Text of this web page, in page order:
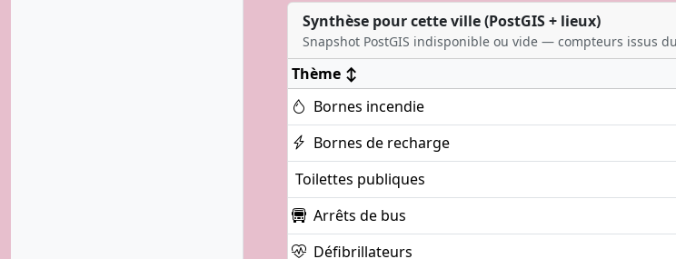
Synthèse pour cette ville (PostGIS + lieux)
Snapshot PostGIS indisponible ou vide — compteurs issus
Thème ↕
Bornes incendie
Bornes de recharge
Toilettes publiques
Arrêts de bus
Défibrillateurs